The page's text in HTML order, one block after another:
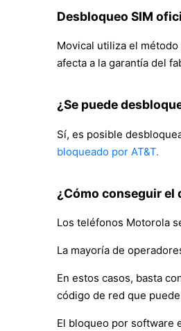
Desbloqueo SIM
Movical utiliza el
afecta a la garantía del
¿Se puede
Sí, es posible
bloqueado por AT&T.
¿Cómo conseguir el
Los teléfonos Motorola
La mayoría de
En estos casos, basta
código de red que
El bloqueo por software